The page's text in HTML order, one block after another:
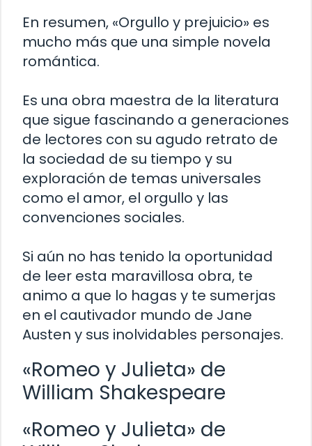
En resumen, «Orgullo y prejuicio» es
mucho más que una simple novela
romántica.
Es una obra maestra de la literatura
que sigue fascinando a generaciones
de lectores con su agudo retrato de
la sociedad de su tiempo y su
exploración de temas universales
como el amor, el orgullo y las
convenciones sociales.
Si aún no has tenido la oportunidad
de leer esta maravillosa obra, te
animo a que lo hagas y te sumerjas
en el cautivador mundo de Jane
Austen y sus inolvidables personajes.
«Romeo y Julieta» de
William Shakespeare
«Romeo y Julieta» de